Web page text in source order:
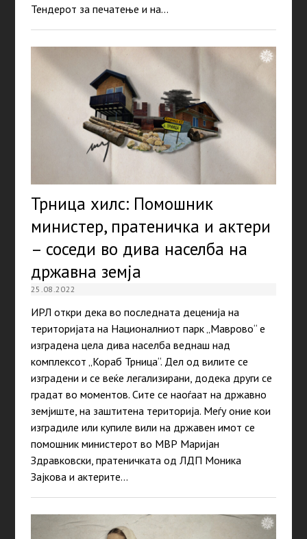
Тендерот за печатење и на…
Трница хилс: Помошник
министер, пратеничка и актери
– соседи во дива населба на
државна земја
25.08.2022
ИРЛ откри дека во последната деценија на
територијата на Националниот парк „Маврово“ е
изградена цела дива населба веднаш над
комплексот „Кораб Трница“. Дел од вилите се
изградени и се веќе легализирани, додека други се
градат во моментов. Сите се наоѓаат на државно
земјиште, на заштитена територија. Меѓу оние кои
изградиле или купиле вили на државен имот се
помошник министерот во МВР Маријан
Здравковски, пратеничката од ЛДП Моника
Зајкова и актерите…